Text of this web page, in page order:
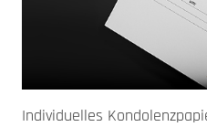
Individuelles